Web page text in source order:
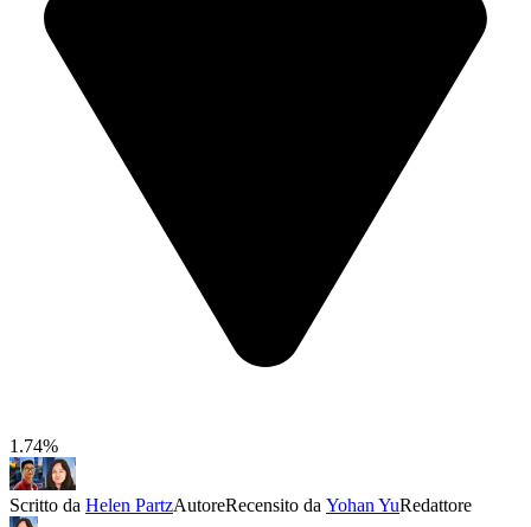
1.74%
Scritto da Helen PartzAutoreRecensito da Yohan YuRedattore